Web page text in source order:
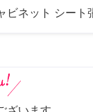
ビネット シート